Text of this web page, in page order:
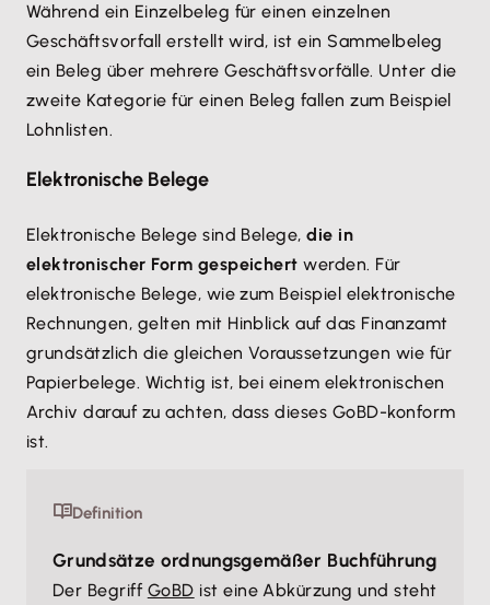
Während ein Einzelbeleg für einen einzelnen
Geschäftsvorfall erstellt wird, ist ein Sammelbeleg
ein Beleg über mehrere Geschäftsvorfälle. Unter die
zweite Kategorie für einen Beleg fallen zum Beispiel
Lohnlisten.
Elektronische Belege
Elektronische Belege sind Belege,die in
elektronischer Form gespeichert werden. Für
elektronische Belege, wie zum Beispiel elektronische
Rechnungen, gelten mit Hinblick auf das Finanzamt
grundsätzlich die gleichen Voraussetzungen wie für
Papierbelege. Wichtig ist, bei einem elektronischen
Archiv darauf zu achten, dass dieses GoBD-konform
ist.
Definition
Grundsätze ordnungsgemäßer Buchführung
Der Begriff GoBD ist eine Abkürzung und steht